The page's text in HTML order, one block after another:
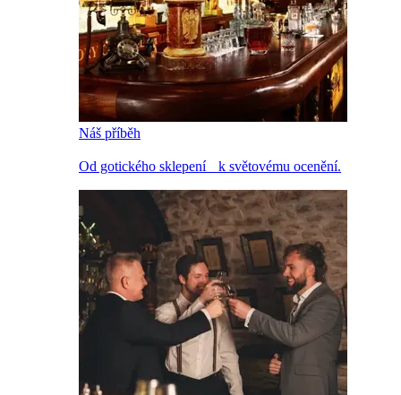
Náš příběh
Od gotického sklepení k světovému ocenění.